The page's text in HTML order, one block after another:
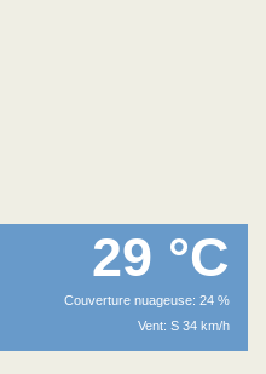
29 °C
Couverture nuageuse: 24 %
Vent: S 34 km/h